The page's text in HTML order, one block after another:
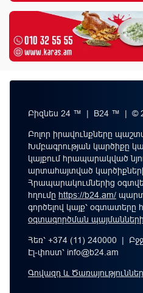
Բիզնես 24 ™ | B24 ™ | ©
Բոլոր իրավունքները
Խմբագրության կարծիքը
կայքում հրապարակված
արտահայտված
Հրապարակումներից
հղումը https://b24.am/
գործելով կայք՝ օգտատերը
օգտագործման
Հեռ՝ +374 (11) 240000 |
Էլ-փոստ՝ info@b24.am
Գովազդ և Ծառայություններ